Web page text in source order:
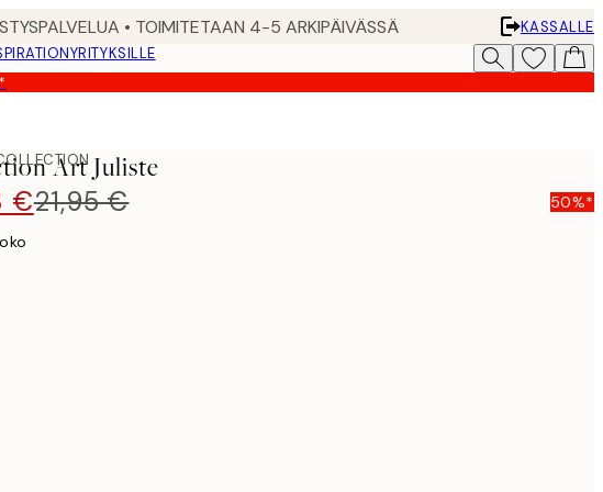
• TOIMITETAAN 4-5 ARKIPÄIVÄSSÄ
KASSALLE
YRITYKSILLE
Art Juliste
€21,95 € 50%*